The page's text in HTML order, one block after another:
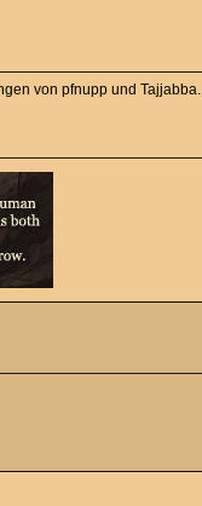
von pfnupp und Tajjabba...